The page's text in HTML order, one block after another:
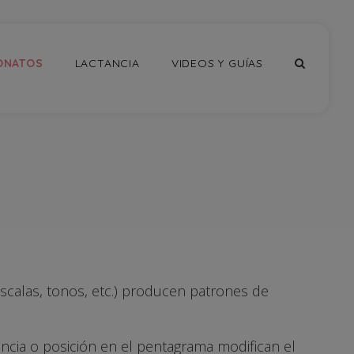
LACTANCIA VIDEOS Y GUÍAS
tonos, etc.) producen patrones de
o posición en el pentagrama modifican el